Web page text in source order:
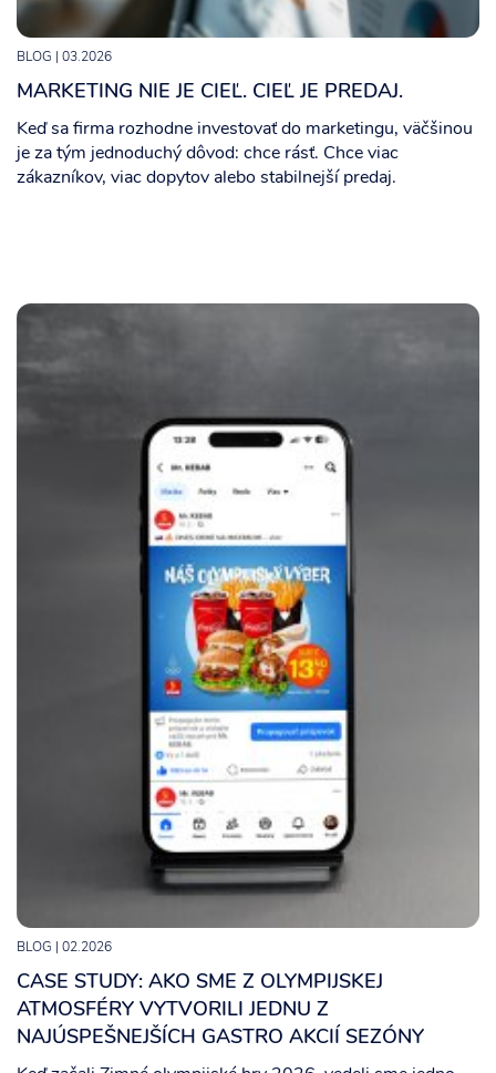
BLOG | 03.2026
MARKETING NIE JE CIEĽ. CIEĽ JE PREDAJ.
Keď sa firma rozhodne investovať do marketingu, väčšinou
je za tým jednoduchý dôvod: chce rásť. Chce viac
zákazníkov, viac dopytov alebo stabilnejší predaj.
BLOG | 02.2026
CASE STUDY: AKO SME Z OLYMPIJSKEJ
ATMOSFÉRY VYTVORILI JEDNU Z
NAJÚSPEŠNEJŠÍCH GASTRO AKCIÍ SEZÓNY